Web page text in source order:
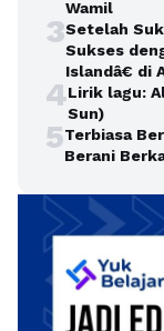
Wamil
3Setelah
Sukses
Islandâ€ di
4Lirik lagu:
Sun)
5Terbiasa
Berani